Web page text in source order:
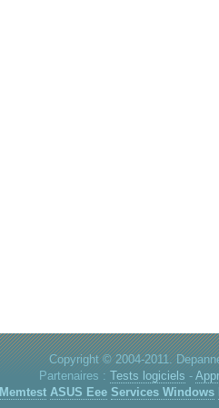
Copyright © 2004-2011.
Partenaires : Tests logiciels -
Memtest ASUS Eee Services Windows